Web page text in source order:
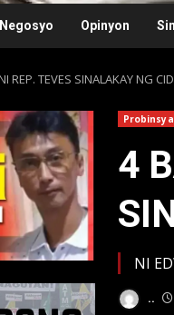
Negosyo Opinyon
REP. TEVES SINALAKAY NG
Probinsya
4
NI
..